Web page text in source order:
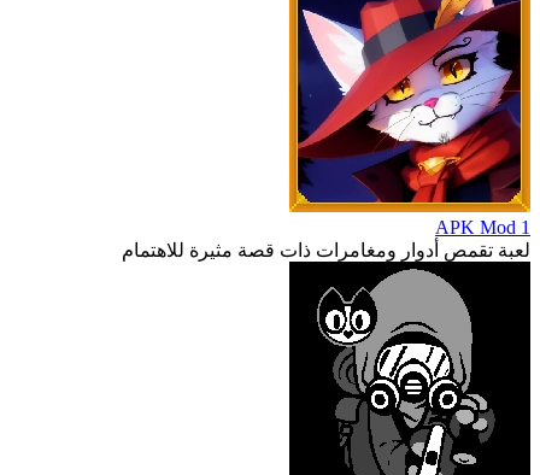
1 APK Mod
لعبة تقمص أدوار ومغامرات ذات قصة مثيرة للاهتمام